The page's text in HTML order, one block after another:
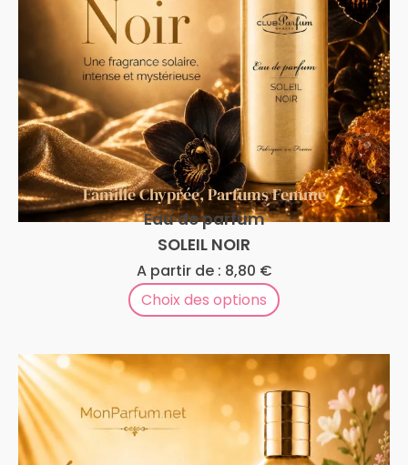
Famille Chyprée,Parfums Femme
Eau de parfum
SOLEIL NOIR
A partir de : 8,80 €
Choix des options